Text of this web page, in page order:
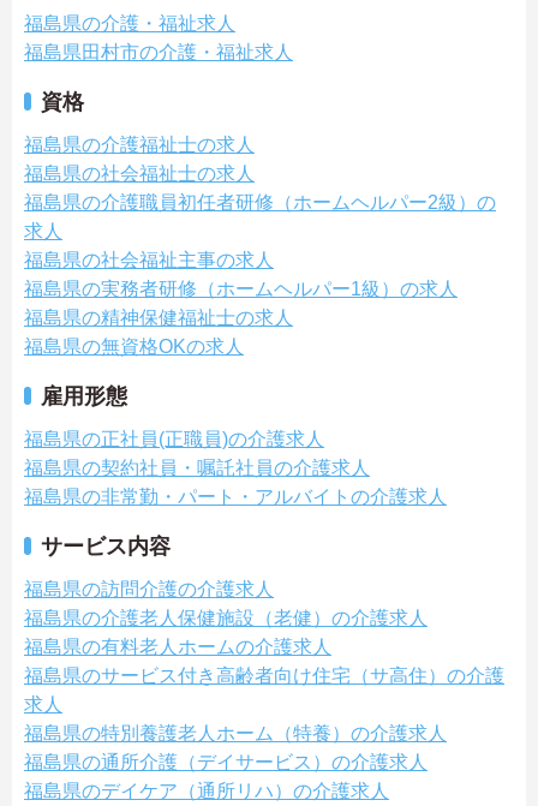
福島県の介護・福祉求人
福島県田村市の介護・福祉求人
資格
福島県の介護福祉士の求人
福島県の社会福祉士の求人
福島県の介護職員初任者研修（ホームヘルパー2級）の
求人
福島県の社会福祉主事の求人
福島県の実務者研修（ホームヘルパー1級）の求人
福島県の精神保健福祉士の求人
福島県の無資格OKの求人
雇用形態
福島県の正社員(正職員)の介護求人
福島県の契約社員・嘱託社員の介護求人
福島県の非常勤・パート・アルバイトの介護求人
サービス内容
福島県の訪問介護の介護求人
福島県の介護老人保健施設（老健）の介護求人
福島県の有料老人ホームの介護求人
福島県のサービス付き高齢者向け住宅（サ高住）の介護
求人
福島県の特別養護老人ホーム（特養）の介護求人
福島県の通所介護（デイサービス）の介護求人
福島県のデイケア（通所リハ）の介護求人